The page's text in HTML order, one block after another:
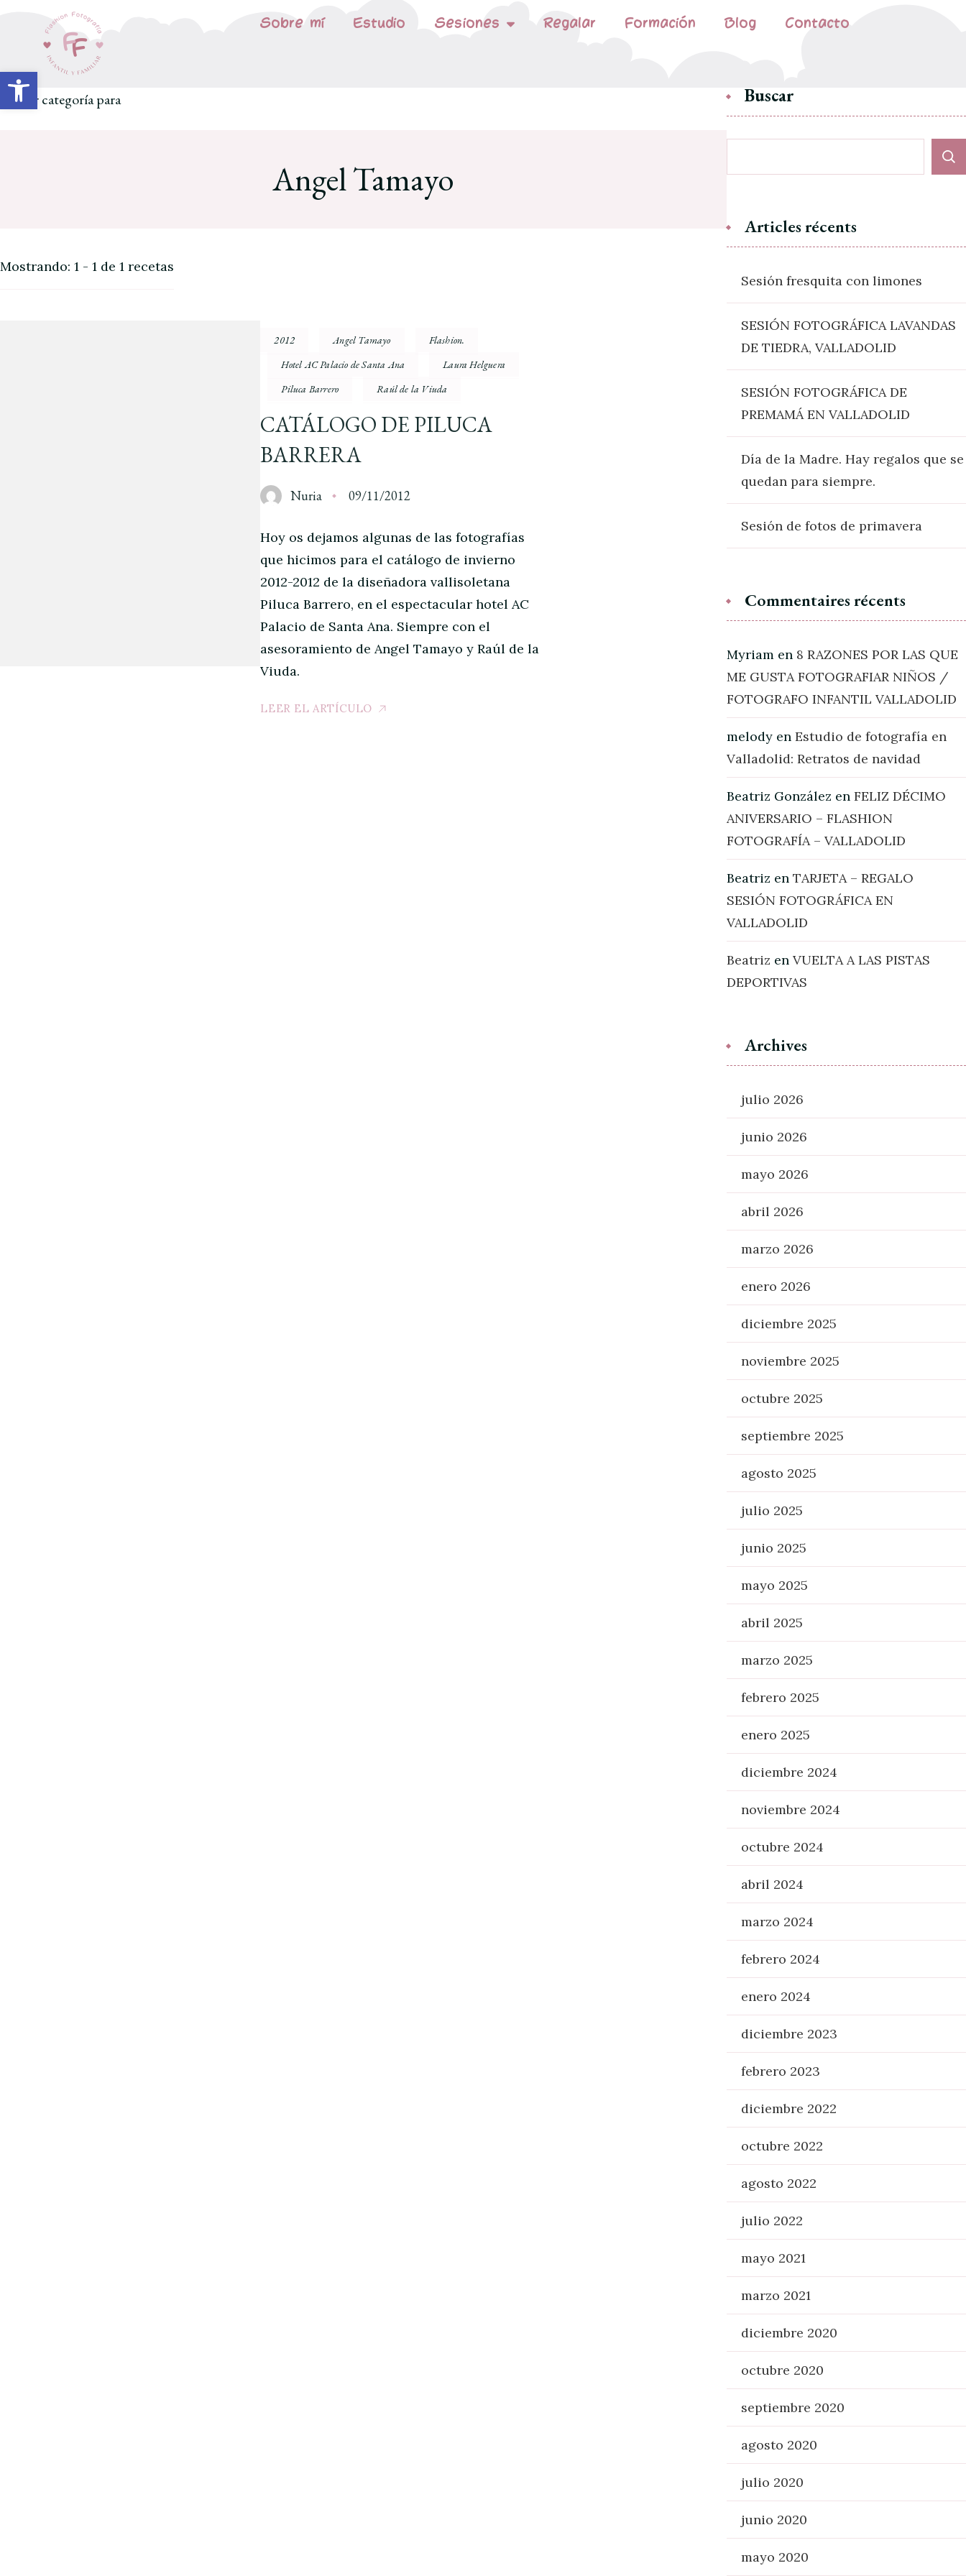
Abrir barra de herramientas
Sobre mí Estudio Sesiones Regalar Formación Blog Contacto
Buscar categoría para
Angel Tamayo
Mostrando: 1 - 1 de 1 recetas
2012 Angel Tamayo
Flashion.
Hotel AC Palacio de Santa Ana
Laura Helguera
Piluca Barrero
Raúl de la Viuda
CATÁLOGO DE PILUCA
BARRERA
Nuria 09/11/2012
Hoy os dejamos algunas de las fotografías
que hicimos para el catálogo de invierno
2012-2012 de la diseñadora vallisoletana
Piluca Barrero, en el espectacular hotel AC
Palacio de Santa Ana. Siempre con el
asesoramiento de Angel Tamayo y Raúl de la
Viuda.
LEER EL ARTÍCULO
Buscar
Articles récents
Sesión fresquita con limones
SESIÓN FOTOGRÁFICA LAVANDAS
DE TIEDRA, VALLADOLID
SESIÓN FOTOGRÁFICA DE
PREMAMÁ EN VALLADOLID
Día de la Madre. Hay regalos que se
quedan para siempre.
Sesión de fotos de primavera
Commentaires récents
Myriam en 8 RAZONES POR LAS QUE
ME GUSTA FOTOGRAFIAR NIÑOS /
FOTOGRAFO INFANTIL VALLADOLID
melody enEstudio de fotografía en
Valladolid: Retratos de navidad
Beatriz González enFELIZ DÉCIMO
ANIVERSARIO – FLASHION
FOTOGRAFÍA – VALLADOLID
Beatriz enTARJETA – REGALO
SESIÓN FOTOGRÁFICA EN
VALLADOLID
Beatriz enVUELTA A LAS PISTAS
DEPORTIVAS
Archives
julio 2026
junio 2026
mayo 2026
abril 2026
marzo 2026
enero 2026
diciembre 2025
noviembre 2025
octubre 2025
septiembre 2025
agosto 2025
julio 2025
junio 2025
mayo 2025
abril 2025
marzo 2025
febrero 2025
enero 2025
diciembre 2024
noviembre 2024
octubre 2024
abril 2024
marzo 2024
febrero 2024
enero 2024
diciembre 2023
febrero 2023
diciembre 2022
octubre 2022
agosto 2022
julio 2022
mayo 2021
marzo 2021
diciembre 2020
octubre 2020
septiembre 2020
agosto 2020
julio 2020
junio 2020
mayo 2020